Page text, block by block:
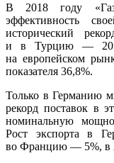
В 2018 году
эффективность
исторический
и в Турцию —
на европейском
показателя 36,8%.
Только в Германию
рекорд поставок в
номинальную
Рост экспорта в
во Францию — 5%, в